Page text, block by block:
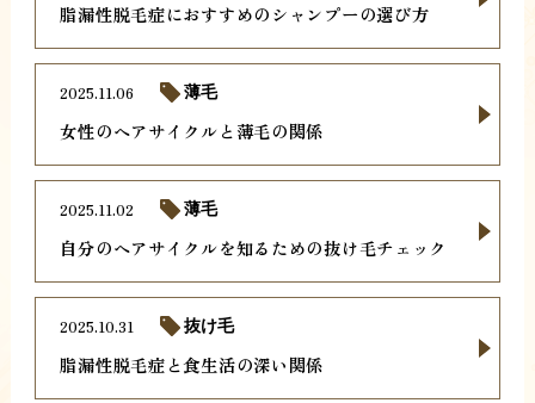
脂漏性脱毛症におすすめのシャンプーの選び方
女性のヘアサイクルと薄毛の関係
2025.11.06 薄毛
自分のヘアサイクルを知るための抜け毛チェック
2025.11.02 薄毛
脂漏性脱毛症と食生活の深い関係
2025.10.31 抜け毛